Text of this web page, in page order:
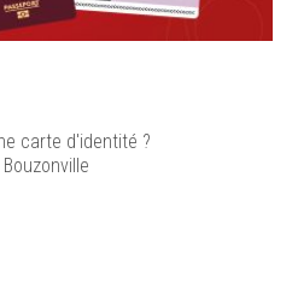
carte d'identité ?